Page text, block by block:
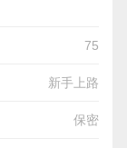
75
新手上路
保密